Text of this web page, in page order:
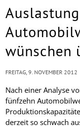
wünschen
Nach einer Analyse
fünfzehn
derzeit so schwach
FREITAG, 9. NOVEMBER 2012